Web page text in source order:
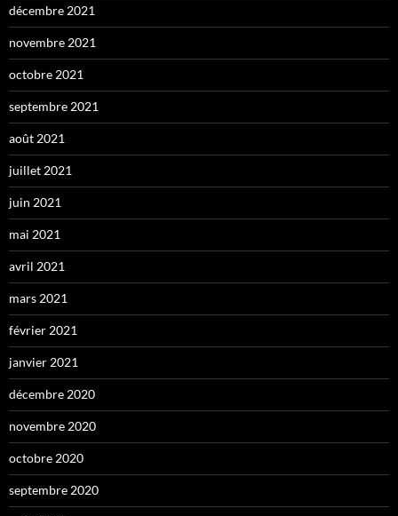
décembre 2021
novembre 2021
octobre 2021
septembre 2021
août 2021
juillet 2021
juin 2021
mai 2021
avril 2021
mars 2021
février 2021
janvier 2021
décembre 2020
novembre 2020
octobre 2020
septembre 2020